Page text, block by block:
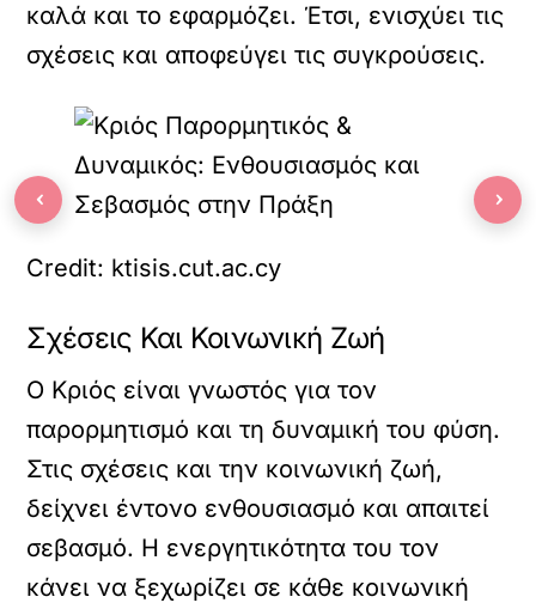
καλά και το εφαρμόζει. Έτσι, ενισχύει τις
σχέσεις και αποφεύγει τις συγκρούσεις.
Credit: ktisis.cut.ac.cy
Σχέσεις Και Κοινωνική Ζωή
Ο Κριός είναι γνωστός για τον
παρορμητισμό και τη δυναμική του φύση.
Στις σχέσεις και την κοινωνική ζωή,
δείχνει έντονο ενθουσιασμό και απαιτεί
σεβασμό. Η ενεργητικότητα του τον
κάνει να ξεχωρίζει σε κάθε κοινωνική
‹ ›